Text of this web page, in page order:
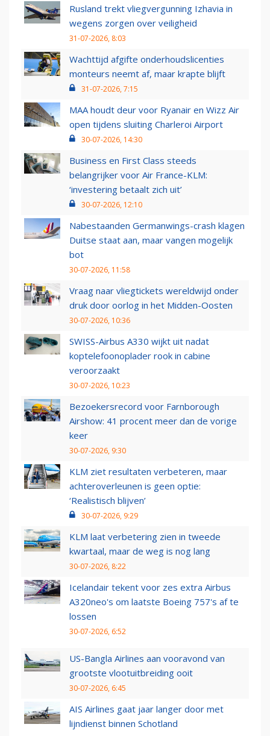
Rusland trekt vliegvergunning Izhavia in
wegens zorgen over veiligheid
31-07-2026, 8:03
Wachttijd afgifte onderhoudslicenties
monteurs neemt af, maar krapte blijft
31-07-2026, 7:15
MAA houdt deur voor Ryanair en Wizz Air
open tijdens sluiting Charleroi Airport
30-07-2026, 14:30
Business en First Class steeds
belangrijker voor Air France-KLM:
‘investering betaalt zich uit’
30-07-2026, 12:10
Nabestaanden Germanwings-crash klagen
Duitse staat aan, maar vangen mogelijk
bot
30-07-2026, 11:58
Vraag naar vliegtickets wereldwijd onder
druk door oorlog in het Midden-Oosten
30-07-2026, 10:36
SWISS-Airbus A330 wijkt uit nadat
koptelefoonoplader rook in cabine
veroorzaakt
30-07-2026, 10:23
Bezoekersrecord voor Farnborough
Airshow: 41 procent meer dan de vorige
keer
30-07-2026, 9:30
KLM ziet resultaten verbeteren, maar
achteroverleunen is geen optie:
‘Realistisch blijven’
30-07-2026, 9:29
KLM laat verbetering zien in tweede
kwartaal, maar de weg is nog lang
30-07-2026, 8:22
Icelandair tekent voor zes extra Airbus
A320neo's om laatste Boeing 757's af te
lossen
30-07-2026, 6:52
US-Bangla Airlines aan vooravond van
grootste vlootuitbreiding ooit
30-07-2026, 6:45
AIS Airlines gaat jaar langer door met
lijndienst binnen Schotland